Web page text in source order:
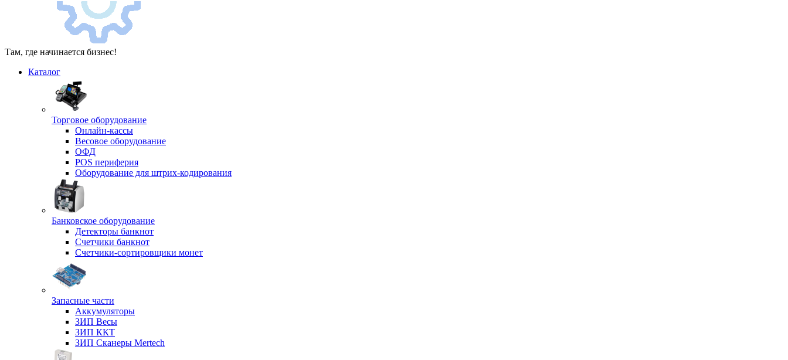
Там, где начинается бизнес!
Каталог
Торговое оборудование
Онлайн-кассы
Весовое оборудование
ОФД
POS периферия
Оборудование для штрих-кодирования
Банковское оборудование
Детекторы банкнот
Счетчики банкнот
Счетчики-сортировщики монет
Запасные части
Аккумуляторы
ЗИП Весы
ЗИП ККТ
ЗИП Сканеры Mertech